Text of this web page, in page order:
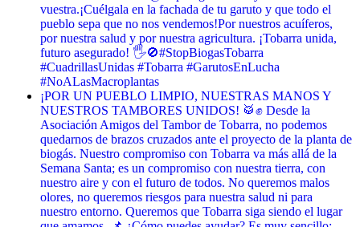
vuestra. ​¡Cuélgala en la fachada de tu garuto y que todo el
pueblo sepa que no nos vendemos! ​Por nuestros acuíferos,
por nuestra salud y por nuestra agricultura. ¡Tobarra unida,
futuro asegurado! 🖐️🚫 ​#StopBiogasTobarra
#CuadrillasUnidas #Tobarra #GarutosEnLucha
#NoALasMacroplantas
¡POR UN PUEBLO LIMPIO, NUESTRAS MANOS Y
NUESTROS TAMBORES UNIDOS! 🥁✊ Desde la
Asociación Amigos del Tambor de Tobarra, no podemos
quedarnos de brazos cruzados ante el proyecto de la planta de
biogás. Nuestro compromiso con Tobarra va más allá de la
Semana Santa; es un compromiso con nuestra tierra, con
nuestro aire y con el futuro de todos. No queremos malos
olores, no queremos riesgos para nuestra salud ni para
nuestro entorno. Queremos que Tobarra siga siendo el lugar